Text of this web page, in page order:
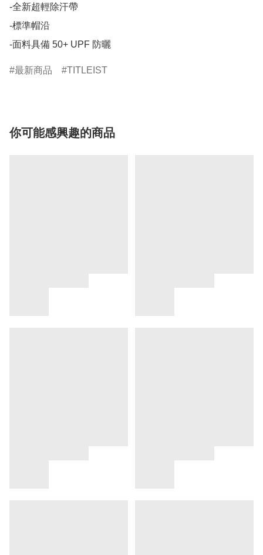
-全新超輕除汗帶
-標準帽沿
-面料具備 50+ UPF 防曬
最新商品 TITLEIST
你可能感興趣的商品